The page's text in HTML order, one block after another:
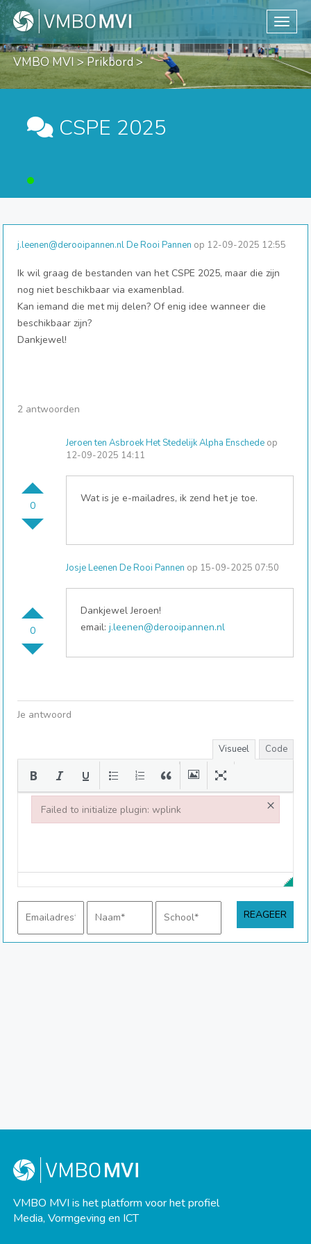
VMBO MVI >Prikbord >
CSPE 2025
j.leenen@derooipannen.nl De Rooi Pannen op 12-09-2025 12:55
Ik wil graag de bestanden van het CSPE 2025, maar die zijn
nog niet beschikbaar via examenblad.
Kan iemand die met mij delen? Of enig idee wanneer die
beschikbaar zijn?
Dankjewel!
2 antwoorden
0
Jeroen ten Asbroek Het Stedelijk Alpha Enschede op
12-09-2025 14:11
Wat is je e-mailadres, ik zend het je toe.
0
Josje Leenen De Rooi Pannen op 15-09-2025 07:50
Dankjewel Jeroen!
email:j.leenen@derooipannen.nl
Je antwoord
Visueel Code
VMBO MVI is het platform voor het profiel
Media, Vormgeving en ICT
Failed to initialize plugin: wplink ×
Failed to initialize plugin: wplink